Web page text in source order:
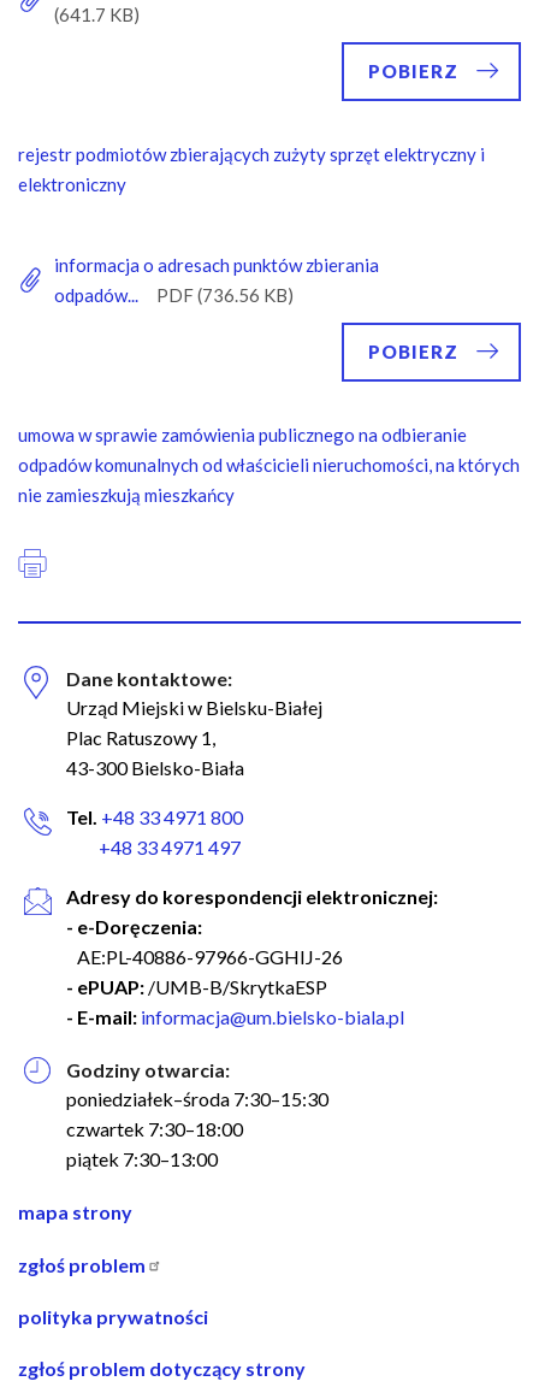
POBIERZ
rejestr podmiotów zbierających zużyty sprzęt elektryczny i
elektroniczny
informacja o adresach punktów zbierania
odpadów...
POBIERZ
umowa w sprawie zamówienia publicznego na odbieranie
odpadów komunalnych od właścicieli nieruchomości, na których
nie zamieszkują mieszkańcy
Dane kontaktowe:
Urząd Miejski w Bielsku-Białej
Plac Ratuszowy 1,
43-300 Bielsko-Biała
Tel. +48 33 4971 800
+48 33 4971 497
Adresy do korespondencji elektronicznej:
- e-Doręczenia:
AE:PL-40886-97966-GGHIJ-26
- ePUAP: /UMB-B/SkrytkaESP
- E-mail: informacja@um.bielsko-biala.pl
Godziny otwarcia:
poniedziałek–środa 7:30–15:30
czwartek 7:30–18:00
piątek 7:30–13:00
nawigacja
stopce
mapa strony
zgłoś problem
polityka prywatności
zgłoś problem dotyczący strony